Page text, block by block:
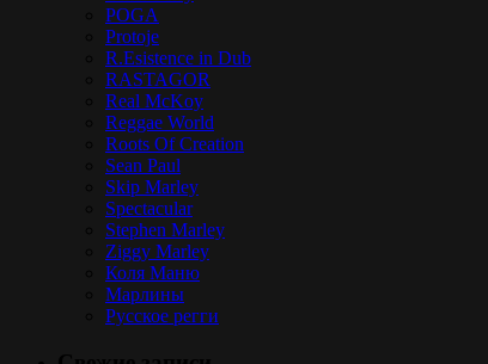
POGA
Protoje
R.Esistence in Dub
RASTAGOR
Real McKoy
Reggae World
Roots Of Creation
Sean Paul
Skip Marley
Spectacular
Stephen Marley
Ziggy Marley
Коля Маню
Марлины
Русское регги